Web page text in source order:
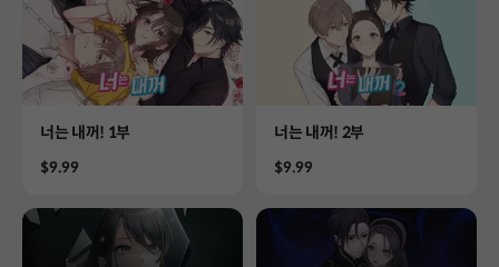
Product
너는 내꺼! 1부
Price
$9.99
Product
너는 내꺼! 2부
Price
$9.99